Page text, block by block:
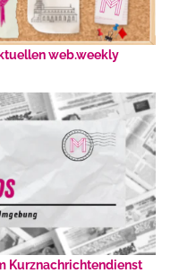
web.weekly
Kurznachrichtendienst